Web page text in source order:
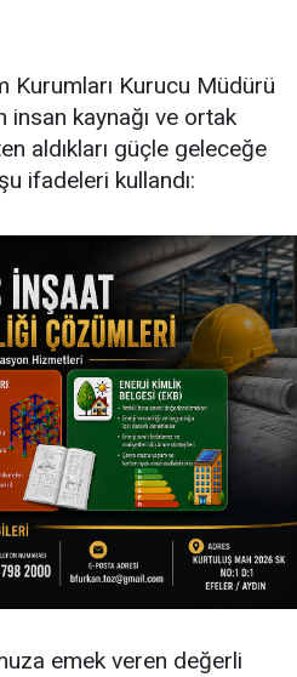
Kurumları Kurucu Müdürü
insan kaynağı ve ortak
aldıkları güçle geleceğe
ifadeleri kullandı:
emek veren değerli